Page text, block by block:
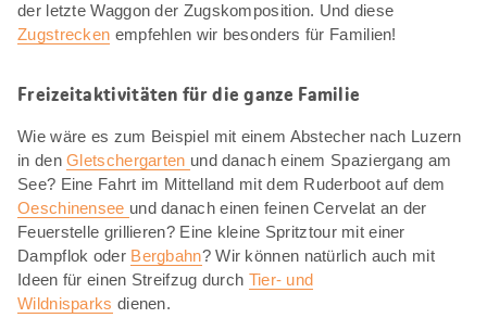
der letzte Waggon der Zugskomposition. Und diese
Zugstrecken empfehlen wir besonders für Familien!
Freizeitaktivitäten für die ganze Familie
Wie wäre es zum Beispiel mit einem Abstecher nach Luzern
in denGletschergarten und danach einem Spaziergang am
See? Eine Fahrt im Mittelland mit dem Ruderboot auf dem
Oeschinensee und danach einen feinen Cervelat an der
Feuerstelle grillieren? Eine kleine Spritztour mit einer
Dampflok oder Bergbahn? Wir können natürlich auch mit
Ideen für einen Streifzug durch Tier- und
Wildnisparks dienen.